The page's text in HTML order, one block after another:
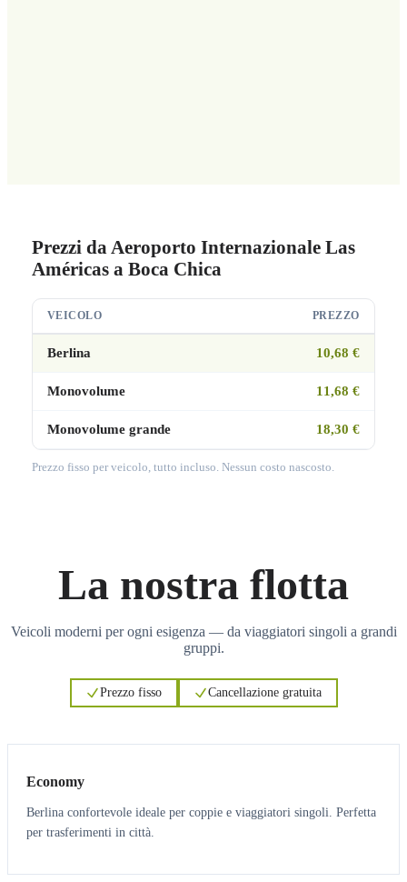
Prezzi da Aeroporto Internazionale Las
Américas a Boca Chica
VEICOLO PREZZO
Berlina 10,68 €
Monovolume 11,68 €
Monovolume grande 18,30 €
Prezzo fisso per veicolo, tutto incluso. Nessun costo nascosto.
La nostra flotta
Veicoli moderni per ogni esigenza — da viaggiatori singoli a grandi
gruppi.
Prezzo fisso Cancellazione gratuita
Economy
Berlina confortevole ideale per coppie e viaggiatori singoli. Perfetta
per trasferimenti in città.
3 3